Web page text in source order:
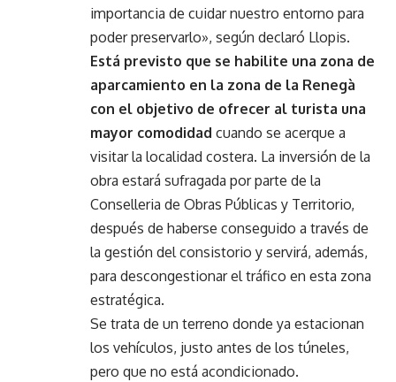
importancia de cuidar nuestro entorno para
poder preservarlo», según declaró Llopis.
Está previsto que se habilite una zona de
aparcamiento en la zona de la Renegà
con el objetivo de ofrecer al turista una
mayor comodidad cuando se acerque a
visitar la localidad costera. La inversión de la
obra estará sufragada por parte de la
Conselleria de Obras Públicas y Territorio,
después de haberse conseguido a través de
la gestión del consistorio y servirá, además,
para descongestionar el tráfico en esta zona
estratégica.
Se trata de un terreno donde ya estacionan
los vehículos, justo antes de los túneles,
pero que no está acondicionado.